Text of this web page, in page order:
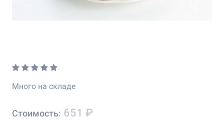
Много на складе
Стоимость: 651 ₽